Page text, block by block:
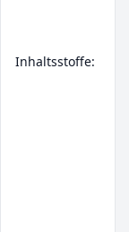
Inhaltsstoffe: